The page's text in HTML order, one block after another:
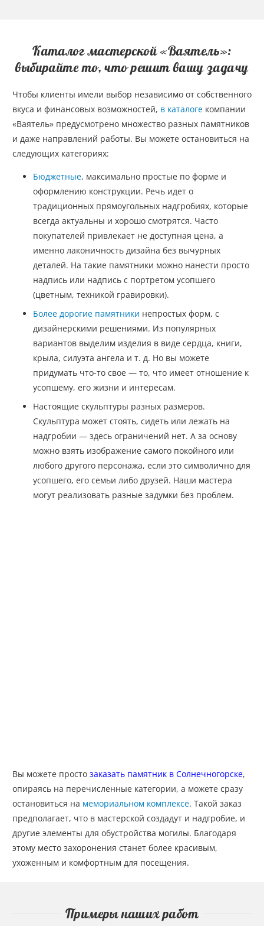
Каталог мастерской «Ваятель»:
выбирайте то, что решит вашу задачу
Чтобы клиенты имели выбор независимо от собственного
вкуса и финансовых возможностей, в каталоге компании
«Ваятель» предусмотрено множество разных памятников
и даже направлений работы. Вы можете остановиться на
следующих категориях:
Бюджетные, максимально простые по форме и
оформлению конструкции. Речь идет о
традиционных прямоугольных надгробиях, которые
всегда актуальны и хорошо смотрятся. Часто
покупателей привлекает не доступная цена, а
именно лаконичность дизайна без вычурных
деталей. На такие памятники можно нанести просто
надпись или надпись с портретом усопшего
(цветным, техникой гравировки).
Более дорогие памятники непростых форм, с
дизайнерскими решениями. Из популярных
вариантов выделим изделия в виде сердца, книги,
крыла, силуэта ангела и т. д. Но вы можете
придумать что-то свое — то, что имеет отношение к
усопшему, его жизни и интересам.
Настоящие скульптуры разных размеров.
Скульптура может стоять, сидеть или лежать на
надгробии — здесь ограничений нет. А за основу
можно взять изображение самого покойного или
любого другого персонажа, если это символично для
усопшего, его семьи либо друзей. Наши мастера
могут реализовать разные задумки без проблем.
Вы можете просто заказать памятник в Солнечногорске,
опираясь на перечисленные категории, а можете сразу
остановиться на мемориальном комплексе. Такой заказ
предполагает, что в мастерской создадут и надгробие, и
другие элементы для обустройства могилы. Благодаря
этому место захоронения станет более красивым,
ухоженным и комфортным для посещения.
Примеры наших работ